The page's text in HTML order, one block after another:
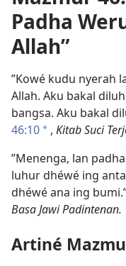
Padha
Allah”
”Kowé kudu nyerah
Allah. Aku bakal
bangsa. Aku bakal
46:10 a , Kitab Suci
”Menenga, lan
luhur dhéwé ing
dhéwé ana ing
Basa Jawi Padintenan.
Artiné